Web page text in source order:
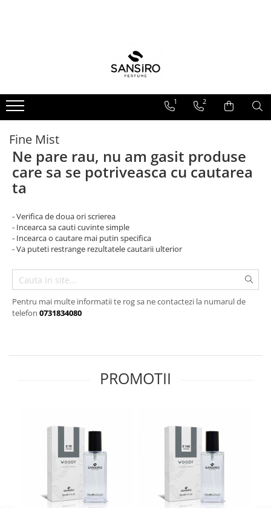
UNISEX
FORMAT TRAVEL
FRAGRANCE MIST
FINE MIST
SPRAY DE CAMERA SI RUFE
1 2
Fine Mist
Ne pare rau, nu am gasit produse
care sa se potriveasca cu cautarea
ta
- Verifica de doua ori scrierea
- Incearca sa cauti cuvinte simple
- Incearca o cautare mai putin specifica
- Va puteti restrange rezultatele cautarii ulterior
Pentru mai multe informatii te rog sa ne contactezi la numarul de
telefon 0731834080
PROMOTII